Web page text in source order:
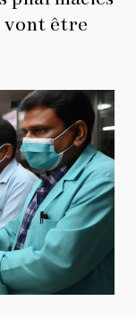
vont être